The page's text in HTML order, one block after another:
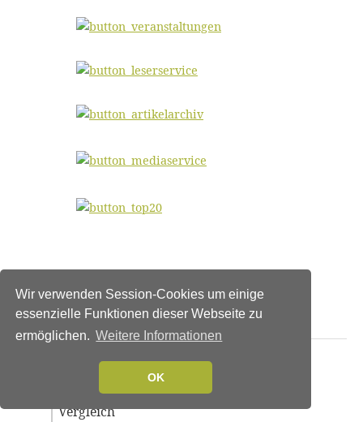
Wir verwenden Session-Cookies um einige
essenzielle Funktionen dieser Webseite zu
ermöglichen. Weitere Informationen
OK
Unsere Leser lesen aktuell
Welcher Baufinanzierungsvermittler ist
der beste? Die führenden Anbieter im
Vergleich